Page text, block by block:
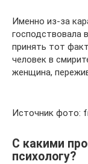
Именно из-за
господствовала
принять тот
человек в
женщина,
Источник фото:
С какими
психологу?